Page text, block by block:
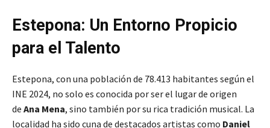
Estepona: Un Entorno Propicio
para el Talento
Estepona, con una población de 78.413 habitantes según el
INE 2024, no solo es conocida por ser el lugar de origen
de Ana Mena, sino también por su rica tradición musical. La
localidad ha sido cuna de destacados artistas como Daniel